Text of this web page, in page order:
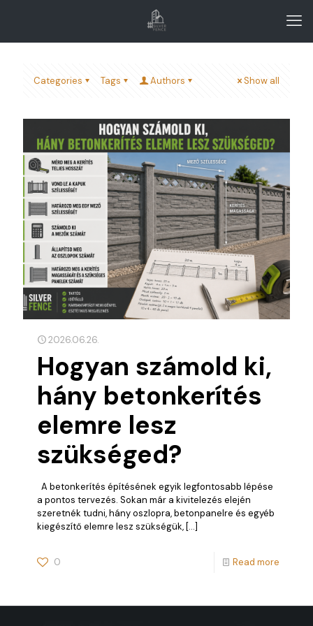
Categories Tags Authors Show all
2026.06.26.
Hogyan számold ki,
hány betonkerítés
elemre lesz
szükséged?
A betonkerítés építésének egyik legfontosabb lépése
a pontos tervezés. Sokan már a kivitelezés elején
szeretnék tudni, hány oszlopra, betonpanelre és egyéb
kiegészítő elemre lesz szükségük, […]
0 Read more